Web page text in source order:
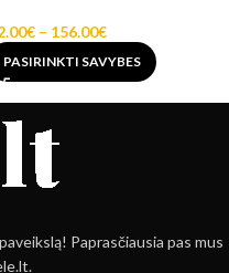
€ – 156.00€
PASIRINKTI SAVYBES
Paprasčiausia pas mus